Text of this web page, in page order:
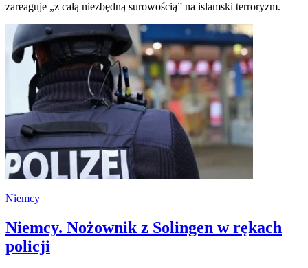
zareaguje „z całą niezbędną surowością” na islamski terroryzm.
Niemcy
Niemcy. Nożownik z Solingen w rękach
policji